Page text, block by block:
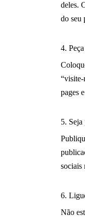
deles.
do seu
4.
“visite-
pages
5. Seja
sociais
6.
Não